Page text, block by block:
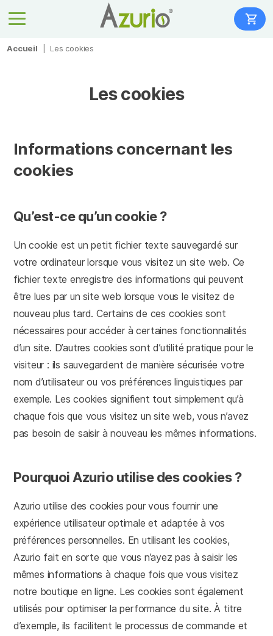
Accueil Les cookies
Les cookies
Informations concernant les
cookies
Qu’est-ce qu’un cookie ?
Un cookie est un petit fichier texte sauvegardé sur
votre ordinateur lorsque vous visitez un site web. Ce
fichier texte enregistre des informations qui peuvent
être lues par un site web lorsque vous le visitez de
nouveau plus tard. Certains de ces cookies sont
nécessaires pour accéder à certaines fonctionnalités
d’un site. D’autres cookies sont d’utilité pratique pour le
visiteur : ils sauvegardent de manière sécurisée votre
nom d’utilisateur ou vos préférences linguistiques par
exemple. Les cookies signifient tout simplement qu’à
chaque fois que vous visitez un site web, vous n’avez
pas besoin de saisir à nouveau les mêmes informations.
Pourquoi Azurio utilise des cookies ?
Azurio utilise des cookies pour vous fournir une
expérience utilisateur optimale et adaptée à vos
préférences personnelles. En utilisant les cookies,
Azurio fait en sorte que vous n’ayez pas à saisir les
mêmes informations à chaque fois que vous visitez
notre boutique en ligne. Les cookies sont également
utilisés pour optimiser la performance du site. À titre
d’exemple, ils facilitent le processus de commande et